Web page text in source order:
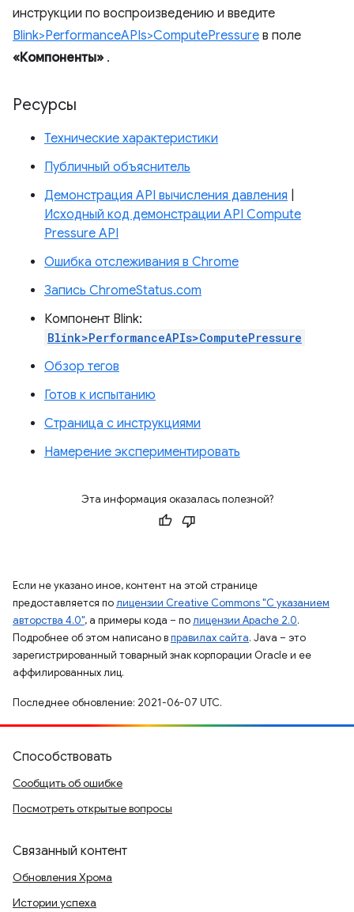
инструкции по воспроизведению и введите
Blink>PerformanceAPIs>ComputePressure в поле
«Компоненты» .
Ресурсы
Технические характеристики
Публичный объяснитель
Демонстрация API вычисления давления
Исходный код демонстрации API Compute
Pressure API
Ошибка отслеживания в Chrome
Запись ChromeStatus.com
Компонент Blink:
Blink>PerformanceAPIs>ComputePressure
Обзор тегов
Готов к испытанию
Страница с инструкциями
Намерение экспериментировать
Эта информация оказалась полезной?
Если не указано иное, контент на этой странице
предоставляется полицензии Creative Commons "С указанием
авторства 4.0", а примеры кода – полицензии Apache 2.0.
Подробнее об этом написано вправилах сайта. Java – это
зарегистрированный товарный знак корпорации Oracle и ее
аффилированных лиц.
Последнее обновление: 2021-06-07 UTC.
Способствовать
Сообщить об ошибке
Посмотреть открытые вопросы
Связанный контент
Обновления Хрома
Истории успеха